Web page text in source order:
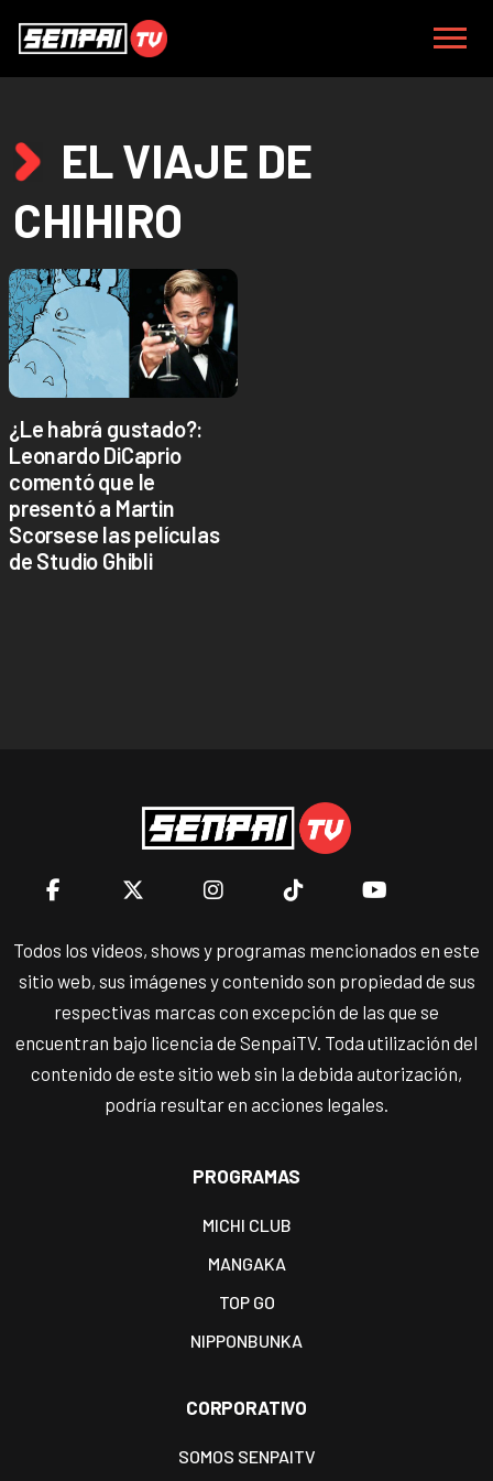
EL VIAJE DE
CHIHIRO
¿Le habrá gustado?:
Leonardo DiCaprio
comentó que le
presentó a Martin
Scorsese las películas
de Studio Ghibli
Todos los videos, shows y programas mencionados en este
sitio web, sus imágenes y contenido son propiedad de sus
respectivas marcas con excepción de las que se
encuentran bajo licencia de SenpaiTV. Toda utilización del
contenido de este sitio web sin la debida autorización,
podría resultar en acciones legales.
PROGRAMAS
MICHI CLUB
MANGAKA
TOP GO
NIPPONBUNKA
CORPORATIVO
SOMOS SENPAITV